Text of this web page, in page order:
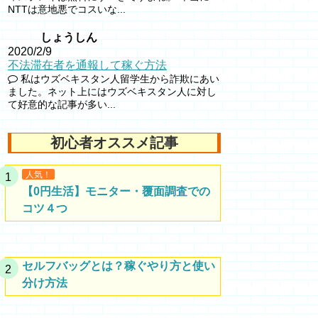
NTTは意地悪でコスいな...
しょうしん
2020/2/9
不法滞在者を通報して稼ぐ方法
私はウズベキスタン人留学生から詐欺にあい
ました。ネット上にはウズベキスタン人に対し
て好意的な記事が多い...
初心者オススメ記事
人気！
【0円生活】モニター・覆面調査での
コツ４つ
セルフバッグとは？稼ぐやり方と使い
分け方法